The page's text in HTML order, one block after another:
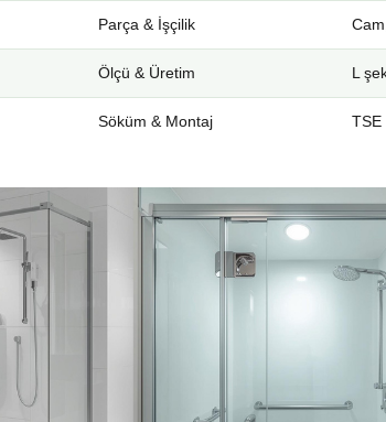
Parça & İşçilik
Ölçü & Üretim L
Söküm & Montaj TSE